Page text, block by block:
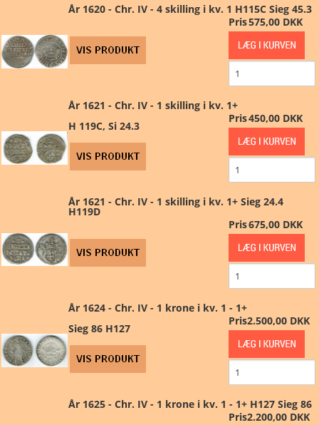
År 1620 - Chr. IV - 4 skilling i kv. 1 H115C Sieg 45.3
Pris575,00 DKK
År 1621 - Chr. IV - 1 skilling i kv. 1+
H 119C, Si 24.3
Pris450,00 DKK
År 1621 - Chr. IV - 1 skilling i kv. 1+ Sieg 24.4
H119D
Pris675,00 DKK
År 1624 - Chr. IV - 1 krone i kv. 1 - 1+
Sieg 86 H127
Pris2.500,00 DKK
År 1625 - Chr. IV - 1 krone i kv. 1 - 1+ H127 Sieg 86
Pris2.200,00 DKK